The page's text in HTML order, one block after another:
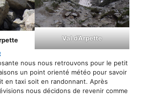
Val d’Arpette
nous nous retrouvons pour le petit
un point orienté météo pour savoir
en taxi soit en randonnant. Après
nous décidons de revenir comme